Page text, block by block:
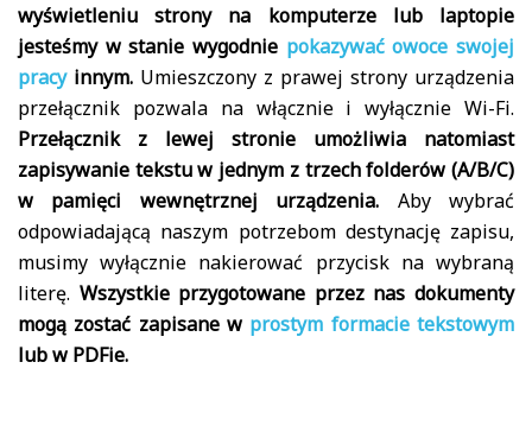
wyświetleniu strony na komputerze lub laptopie
jesteśmy w stanie wygodnie pokazywać owoce swojej
pracyinnym. Umieszczony z prawej strony urządzenia
przełącznik pozwala na włącznie i wyłącznie Wi-Fi.
Przełącznik z lewej stronie umożliwia natomiast
zapisywanie tekstu w jednym z trzech folderów (A/B/C)
w pamięci wewnętrznej urządzenia. Aby wybrać
odpowiadającą naszym potrzebom destynację zapisu,
musimy wyłącznie nakierować przycisk na wybraną
literę. Wszystkie przygotowane przez nas dokumenty
mogą zostać zapisane w prostym formacie tekstowym
lub w PDFie.